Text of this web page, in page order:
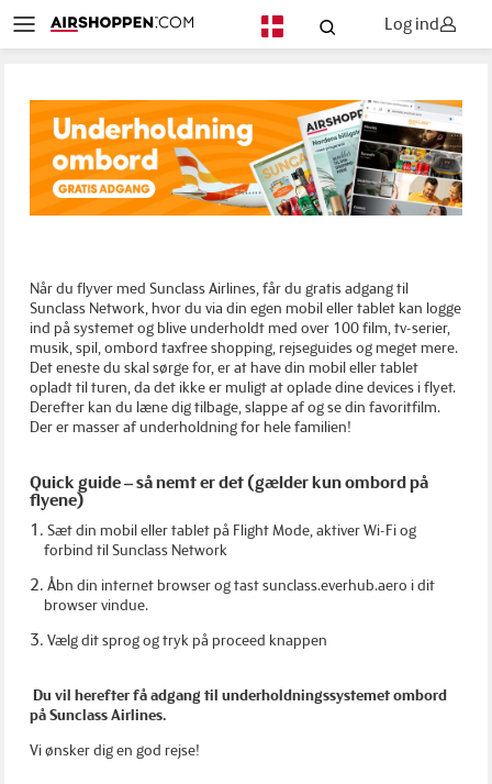
Log ind
Når du flyver med Sunclass Airlines, får du gratis adgang til
Sunclass Network, hvor du via din egen mobil eller tablet kan logge
ind på systemet og blive underholdt med over 100 film, tv-serier,
musik, spil, ombord taxfree shopping, rejseguides og meget mere.
Det eneste du skal sørge for, er at have din mobil eller tablet
opladt til turen, da det ikke er muligt at oplade dine devices i flyet.
Derefter kan du læne dig tilbage, slappe af og se din favoritfilm.
Der er masser af underholdning for hele familien!
Quick guide – så nemt er det (gælder kun ombord på
flyene)
1. Sæt din mobil eller tablet på Flight Mode, aktiver Wi-Fi og
forbind til Sunclass Network
2. Åbn din internet browser og tast sunclass.everhub.aero i dit
browser vindue.
3. Vælg dit sprog og tryk på proceed knappen
Du vil herefter få adgang til underholdningssystemet ombord
på Sunclass Airlines.
Vi ønsker dig en god rejse!